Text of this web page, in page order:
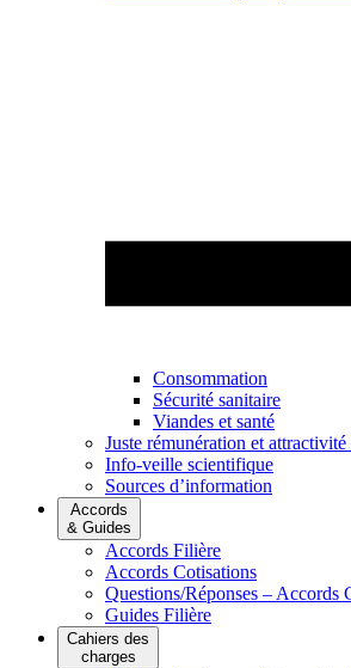
Consommation
Sécurité sanitaire
Viandes et santé
Juste rémunération et attractivité
Info-veille scientifique
Sources d’information
Accords
& Guides
Accords Filière
Accords Cotisations
Questions/Réponses – Accords
Guides Filière
Cahiers des
charges